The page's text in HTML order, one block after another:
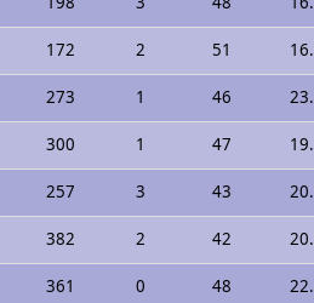
172 2 51
273 1 46
300 1 47
257 3 43
382 2 42
361 0 48